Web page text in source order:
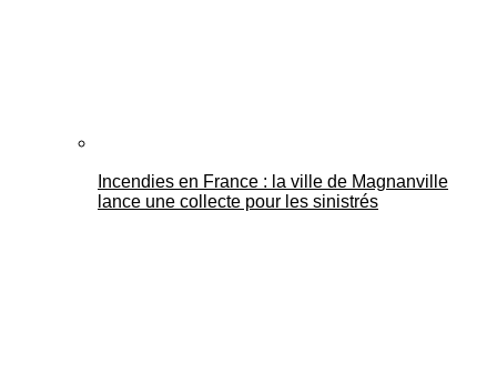
Incendies en France : la ville de Magnanville
lance une collecte pour les sinistrés